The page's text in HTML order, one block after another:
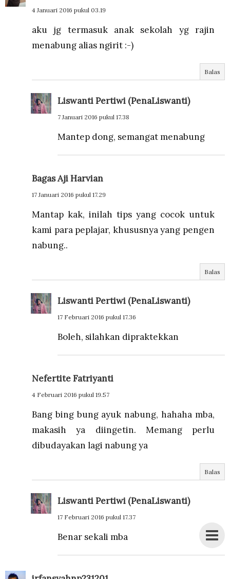
4 Januari 2016 pukul 03.19
aku jg termasuk anak sekolah yg rajin
menabung alias ngirit :-)
Balas
Liswanti Pertiwi (PenaLiswanti)
7 Januari 2016 pukul 17.38
Mantep dong, semangat menabung
Bagas Aji Harvian
17 Januari 2016 pukul 17.29
Mantap kak, inilah tips yang cocok untuk
kami para peplajar, khususnya yang pengen
nabung..
Balas
Liswanti Pertiwi (PenaLiswanti)
17 Februari 2016 pukul 17.36
Boleh, silahkan dipraktekkan
Nefertite Fatriyanti
4 Februari 2016 pukul 19.57
Bang bing bung ayuk nabung, hahaha mba,
makasih ya diingetin. Memang perlu
dibudayakan lagi nabung ya
Balas
Liswanti Pertiwi (PenaLiswanti)
17 Februari 2016 pukul 17.37
Benar sekali mba